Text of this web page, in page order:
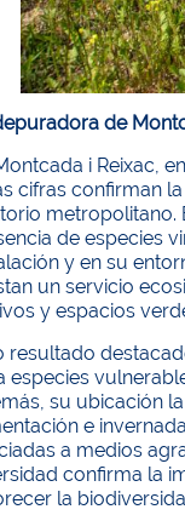
de
i Reixac,
cifras confirman
metropolitano.
de especies
y en su
un servicio
y espacios
resultado
especies
su ubicación
e
a medios
confirma la
la